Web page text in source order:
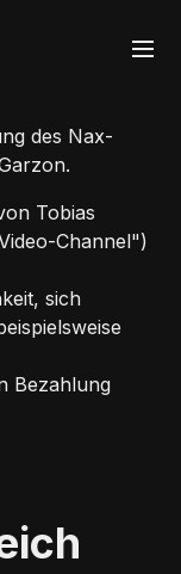
des Nax-
Tobias
Channel")
sich
Bezahlung